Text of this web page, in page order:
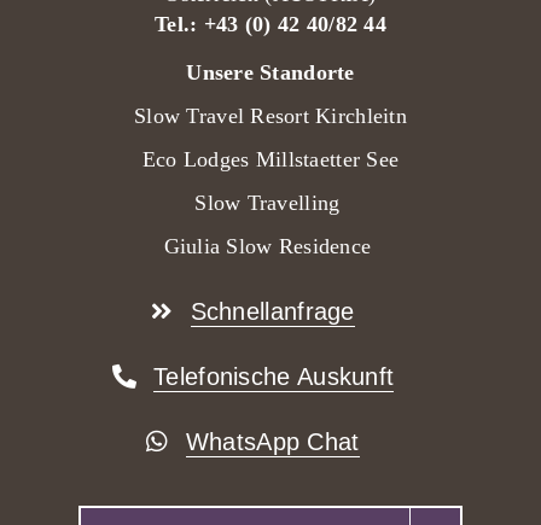
Tel.: +43 (0) 42 40/82 44
Unsere Standorte
Slow Travel Resort Kirchleitn
Eco Lodges Millstaetter See
Slow Travelling
Giulia Slow Residence
Schnellanfrage
Telefonische Auskunft
WhatsApp Chat